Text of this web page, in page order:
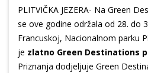
PLITVIČKA JEZERA- Na Green
se ove godine održala od 28. do
Francuskoj, Nacionalnom parku
je zlatno Green Destinations
Priznanja dodjeljuje Green